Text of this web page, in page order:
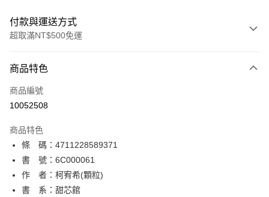
付款與運送方式
超取滿NT$500免運
信用卡一次付款
超商取貨付款
相關說明
【關於「AFTEE先享後付」】
AFTEE先享後付是「在收到商品之後才付款」的支付方式。 讓您購物簡單
便利好安心！
１．簡單：不需註冊會員、不需綁卡、不需儲值。
２．便利：只要手機號碼，簡訊認證，即可結帳。
ATM付款
運送方式
商品特色
商品編號
10052508
商品特色
條 碼：4711228589371
書 號：6C000061
作 者：柯宥希(顆粒)
書 系：甜芯館